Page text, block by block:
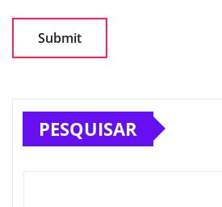
PESQUISAR